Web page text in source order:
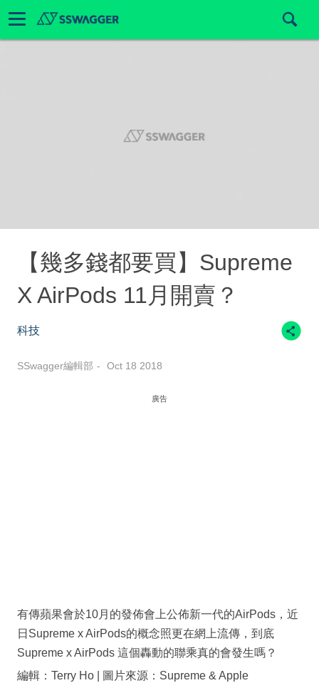
【幾多錢都要買】Supreme
X AirPods 11月開賣？
科技
SSwagger編輯部 Oct 18 2018
廣告
有傳蘋果會於10月的發佈會上公佈新一代的AirPods，近
日Supreme x AirPods的概念照更在網上流傳，到底
Supreme x AirPods 這個轟動的聯乘真的會發生嗎？
編輯：Terry Ho | 圖片來源：Supreme & Apple